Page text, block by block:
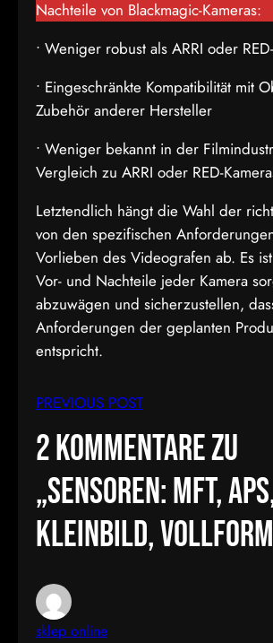
Nachteile von Blackmagic-Kameras:
• Weniger robust als ARRI oder
• Eingeschränkte Kompatibilität mit
Zubehör anderer Hersteller
• Weniger bekannt in der
Vergleich zu ARRI oder RED-
Letztendlich hängt die Wahl der
von den spezifischen
Vorlieben des Videografen ab. Es
Vor- und Nachteile jeder Kamera
abzuwägen und sicherzustellen,
Anforderungen der geplanten
entspricht.
PREVIOUS POST
2 Kommentare zu
„Sensoren: MFT,
Kleinbild,
sklep online